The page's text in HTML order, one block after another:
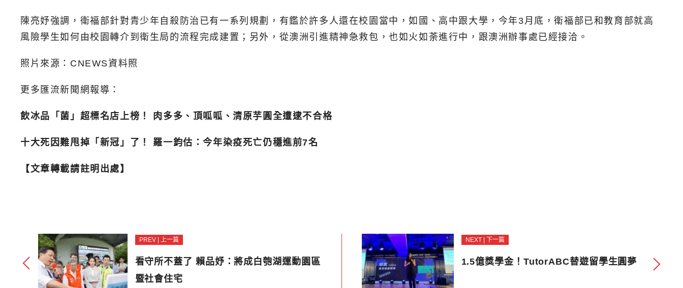
陳亮妤強調，衛福部針對青少年自殺防治已有一系列規劃，有鑑於許多人還在校園當中，如國、高中跟大學，今年3月底，衛福部已和教育部就高
風險學生如何由校園轉介到衛生局的流程完成建置；另外，從澳洲引進精神急救包，也如火如荼進行中，跟澳洲辦事處已經接洽。
照片來源：CNEWS資料照
更多匯流新聞網報導：
飲冰品「菌」超標名店上榜！ 肉多多、頂呱呱、清原芋圓全遭逮不合格
十大死因難甩掉「新冠」了！ 羅一鈞估：今年染疫死亡仍穩進前7名
【文章轉載請註明出處】
PREV | 上一篇
看守所不蓋了 賴品妤：將成白匏湖運動園區
暨社會住宅
NEXT | 下一篇
1.5億獎學金！TutorABC替遊留學生圓夢